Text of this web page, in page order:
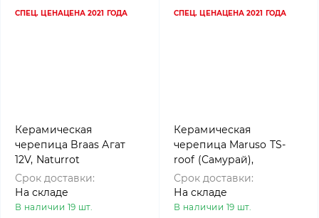
СПЕЦ. ЦЕНАЦЕНА 2021 ГОДА
Керамическая
черепица Braas Агат
12V, Naturrot
Срок доставки:
На складе
В наличии 19 шт.
СПЕЦ. ЦЕНАЦЕНА 2021 ГОДА
Керамическая
черепица Maruso TS-
roof (Самурай),
Глянцево-черный
Срок доставки:
На складе
В наличии 19 шт.